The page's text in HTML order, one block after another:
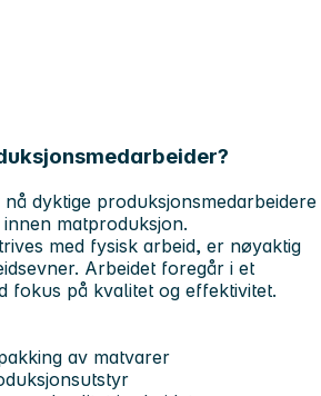
dyktige produksjonsmedarbeidere
matproduksjon.
med fysisk arbeid, er nøyaktig
Arbeidet foregår i et
fokus på kvalitet og effektivitet.
av matvarer